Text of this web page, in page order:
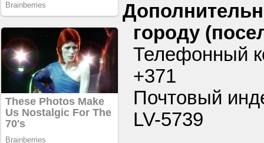
городу
Телефонный
+371
Почтовый
LV-5739